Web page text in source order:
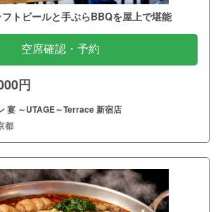
トビールと手ぶらBBQを屋上で堪能
空席確認・予約
円
宴 ～UTAGE～Terrace 新宿店
都